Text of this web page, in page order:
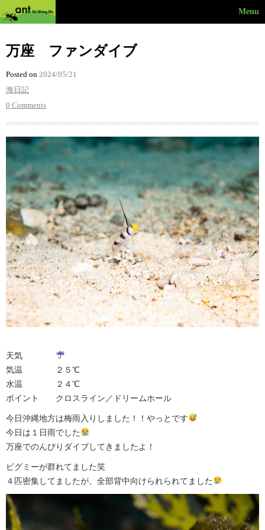
Menu
万座 ファンダイブ
Posted on 2024/05/21
海日記
0 Comments
天気
気温 ２５℃
水温 ２４℃
ポイント クロスライン／ドリームホール
今日沖縄地方は梅雨入りしました！！やっとです
今日は１日雨でした
万座でのんびりダイブしてきましたよ！
ピグミーが群れてました笑
４匹密集してましたが、全部背中向けられられてました